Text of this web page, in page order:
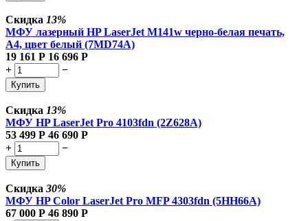
Скидка 13%
МФУ лазерный HP LaserJet M141w черно-белая печать,
A4, цвет белый (7MD74A)
19 161 Р 16 696 Р
+
−
Купить
Скидка 13%
МФУ HP LaserJet Pro 4103fdn (2Z628A)
53 499 Р 46 690 Р
+
−
Купить
Скидка 30%
МФУ HP Color LaserJet Pro MFP 4303fdn (5HH66A)
67 000 Р 46 890 Р